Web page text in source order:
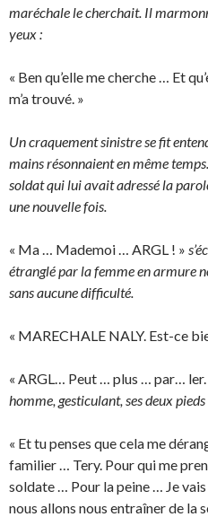
maréchale le cherchait. Il
yeux :
« Ben qu’elle me cherche … Et
m’a trouvé. »
Un craquement sinistre se fit
mains résonnaient en même
soldat qui lui avait adressé la
une nouvelle fois.
« Ma … Mademoi … ARGL ! »
étranglé par la femme en armure
sans aucune difficulté.
« MARECHALE NALY. Est-ce
« ARGL… Peut … plus … par… ler.
homme, gesticulant, ses deux
« Et tu penses que cela me
familier … Tery. Pour qui me
soldate … Pour la peine … Je
nous allons nous entraîner de la